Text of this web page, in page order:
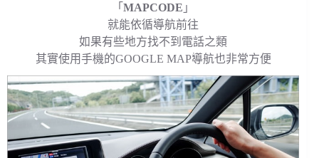
「MAPCODE 」
就能依循導航前往
如果有些地方找不到電話之類
其實使用手機的GOOGLE MAP導航也非常方便